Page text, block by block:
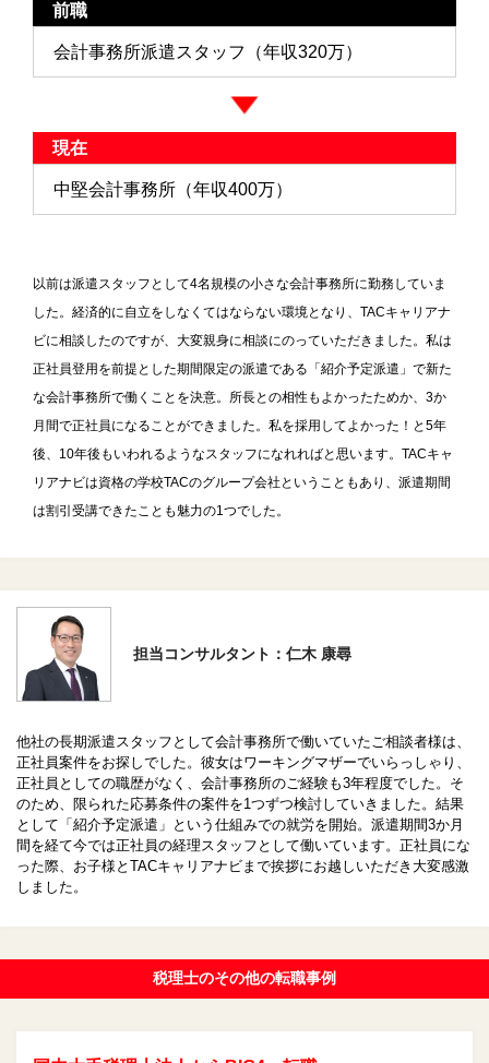
前職
会計事務所派遣スタッフ（年収320万）
現在
中堅会計事務所（年収400万）
以前は派遣スタッフとして4名規模の小さな会計事務所に勤務していま
した。経済的に自立をしなくてはならない環境となり、TACキャリアナ
ビに相談したのですが、大変親身に相談にのっていただきました。私は
正社員登用を前提とした期間限定の派遣である「紹介予定派遣」で新た
な会計事務所で働くことを決意。所長との相性もよかったためか、3か
月間で正社員になることができました。私を採用してよかった！と5年
後、10年後もいわれるようなスタッフになれればと思います。TACキャ
リアナビは資格の学校TACのグループ会社ということもあり、派遣期間
は割引受講できたことも魅力の1つでした。
担当コンサルタント：仁木 康尋
他社の長期派遣スタッフとして会計事務所で働いていたご相談者様は、
正社員案件をお探しでした。彼女はワーキングマザーでいらっしゃり、
正社員としての職歴がなく、会計事務所のご経験も3年程度でした。そ
のため、限られた応募条件の案件を1つずつ検討していきました。結果
として「紹介予定派遣」という仕組みでの就労を開始。派遣期間3か月
間を経て今では正社員の経理スタッフとして働いています。正社員にな
った際、お子様とTACキャリアナビまで挨拶にお越しいただき大変感激
しました。
税理士のその他の転職事例